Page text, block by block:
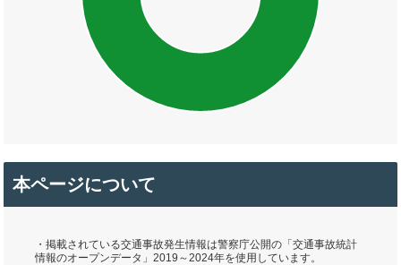
本ページについて
・掲載されている交通事故発生情報は警察庁公開の「交通事故統計
情報のオープンデータ」2019～2024年を使用しています。